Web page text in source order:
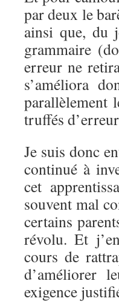
par deux le
ainsi que, du
grammaire
erreur ne
s’améliora
parallèlement
truffés
Je suis donc
continué à
cet
souvent mal
certains
révolu. Et
cours de
d’améliorer
exigence